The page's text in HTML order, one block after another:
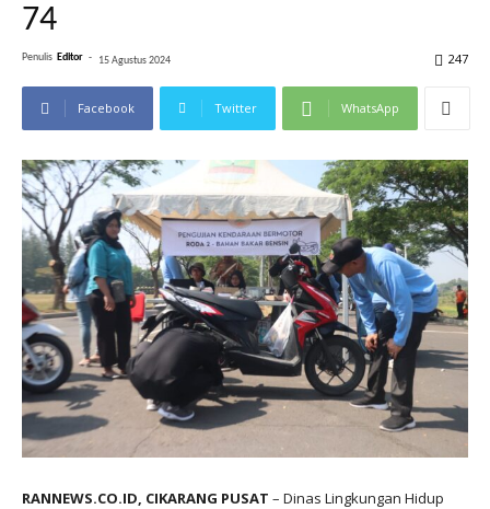
74
Penulis Editor - 15 Agustus 2024 247
Facebook Twitter WhatsApp
RANNEWS.CO.ID, CIKARANG PUSAT – Dinas Lingkungan Hidup